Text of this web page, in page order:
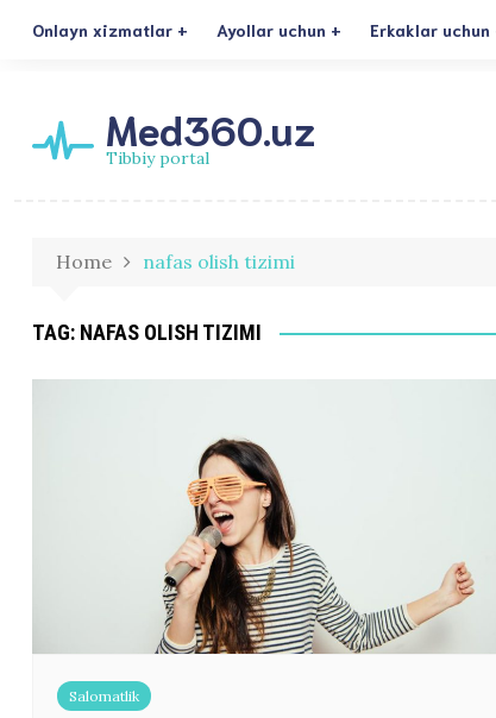
Onlayn xizmatlar Ayollar uchun Erkaklar uchun
Med360.uz
Tibbiy portal
Home nafas olish tizimi
TAG: NAFAS OLISH TIZIMI
Salomatlik